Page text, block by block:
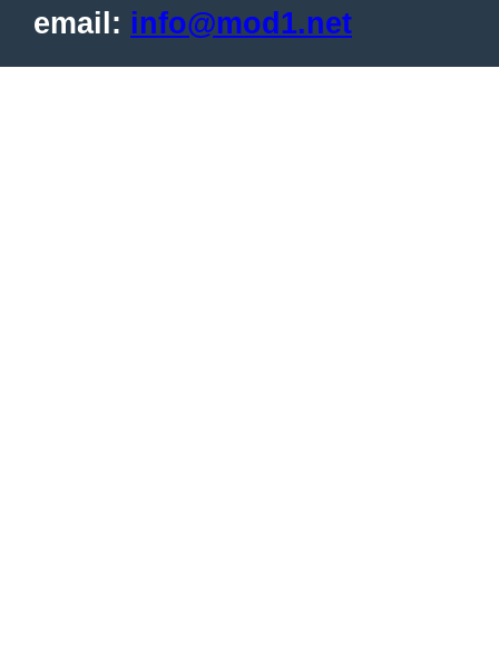
email: info@mod1.net